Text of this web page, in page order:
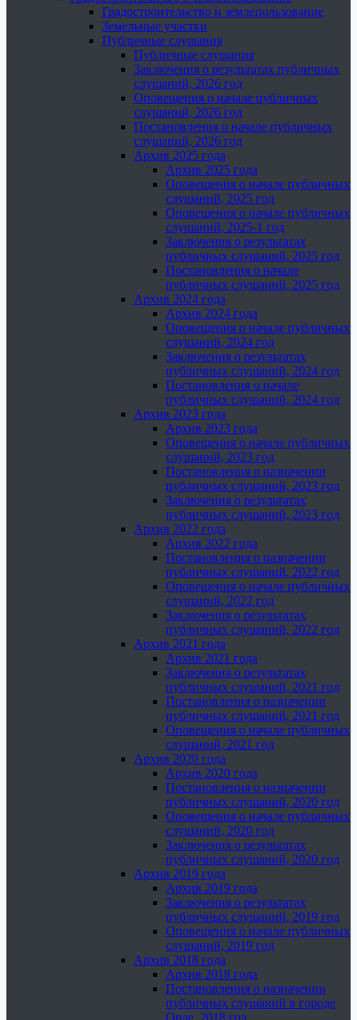
Градостроительство и землепользование
Земельные участки
Публичные слушания
Публичные слушания
Заключения о результатах публичных
слушаний, 2026 год
Оповещения о начале публичных
слушаний, 2026 год
Постановления о начале публичных
слушаний, 2026 год
Архив 2025 года
Архив 2025 года
Оповещения о начале публичных
слушаний, 2025 год
Оповещения о начале публичных
слушаний, 2025-1 год
Заключения о результатах
публичных слушаний, 2025 год
Постановления о начале
публичных слушаний, 2025 год
Архив 2024 года
Архив 2024 года
Оповещения о начале публичных
слушаний, 2024 год
Заключения о результатах
публичных слушаний, 2024 год
Постановления о начале
публичных слушаний, 2024 год
Архив 2023 года
Архив 2023 года
Оповещения о начале публичных
слушаний, 2023 год
Постановления о назначении
публичных слушаний, 2023 год
Заключения о результатах
публичных слушаний, 2023 год
Архив 2022 года
Архив 2022 года
Постановления о назначении
публичных слушаний, 2022 год
Оповещения о начале публичных
слушаний, 2022 год
Заключения о результатах
публичных слушаний, 2022 год
Архив 2021 года
Архив 2021 года
Заключения о результатах
публичных слушаний, 2021 год
Постановления о назначении
публичных слушаний, 2021 год
Оповещения о начале публичных
слушаний, 2021 год
Архив 2020 года
Архив 2020 года
Постановления о назначении
публичных слушаний, 2020 год
Оповещения о начале публичных
слушаний, 2020 год
Заключения о результатах
публичных слушаний, 2020 год
Архив 2019 года
Архив 2019 года
Заключения о результатах
публичных слушаний, 2019 год
Оповещения о начале публичных
слушаний, 2019 год
Архив 2018 года
Архив 2018 года
Постановления о назначении
публичных слушаний в городе
Орле, 2018 год